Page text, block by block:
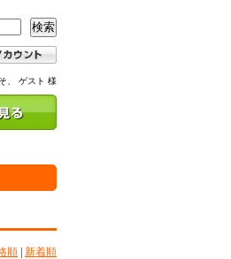
検索
、 ゲスト 様
順 新着順